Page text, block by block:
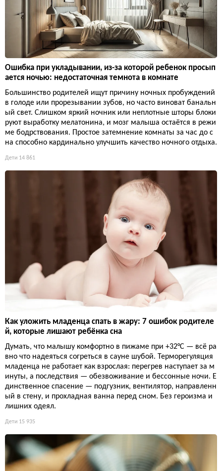
Ошибка при укладывании, из-за которой ребенок просып
ается ночью: недостаточная темнота в комнате
Большинство родителей ищут причину ночных пробуждений
в голоде или прорезывании зубов, но часто виноват банальн
ый свет. Слишком яркий ночник или неплотные шторы блоки
руют выработку мелатонина, и мозг малыша остаётся в режи
ме бодрствования. Простое затемнение комнаты за час до с
на способно кардинально улучшить качество ночного отдыха.
Дети 14 861
Как уложить младенца спать в жару: 7 ошибок родителе
й, которые лишают ребёнка сна
Думать, что малышу комфортно в пижаме при +32°C — всё ра
вно что надеяться согреться в сауне шубой. Терморегуляция
младенца не работает как взрослая: перегрев наступает за м
инуты, а последствия — обезвоживание и бессонные ночи. Е
динственное спасение — подгузник, вентилятор, направленн
ый в стену, и прохладная ванна перед сном. Без героизма и
лишних одеял.
Дети 15 935